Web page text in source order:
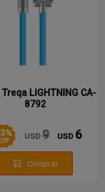
LIGHTNING CA-
8792
% USD9 USD 6
Comprar